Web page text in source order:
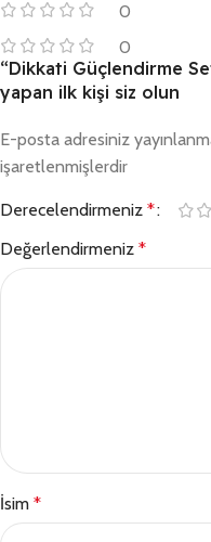
0
0
“Dikkati Güçlendirme
yapan ilk kişi siz olun
E-posta adresiniz
işaretlenmişlerdir
Derecelendirmeniz *
Değerlendirmeniz *
İsim *